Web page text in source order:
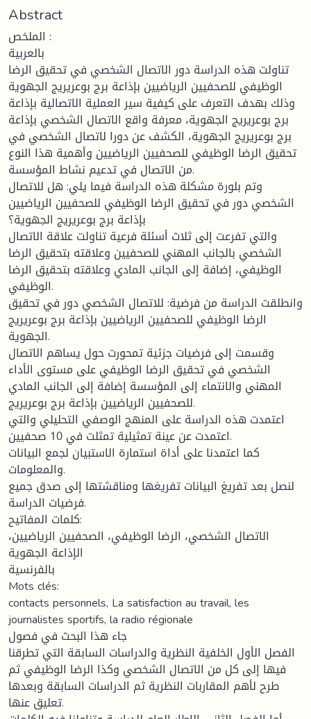
Abstract
الملخص :
بالعربية
تناولت هذه الدراسة دور الاتصال الشخصي في تحقيق الرضا
الوظيفي للصحفيين الرياضيين بإذاعة برج بوعريريج الجهوية
وذلك بهدف التعرف على كيفية سير العملية الاتصالية بإذاعة
برج بوعريريج الجهوية، معرفة واقع الاتصال الشخصي بإذاعة
برج بوعريريج الجهوية، الكشف عن دورا لاتصال الشخصي في
تحقيق الرضا الوظيفي للصحفيين الرياضيين وأهمية هذا النوع
من الاتصال في تدعيم نشاط المؤسسة.
وتم بلورة مشكلة هذه الدراسة فيما يلي: هل للاتصال
الشخصي دور في تحقيق الرضا الوظيفي للصحفيين الرياضيين
بإذاعة برج بوعريريج الجهوية؟
والتي تفرعت إلى ثلاث أسئلة فرعية تناولت علاقة الاتصال
الشخصي بالجانب المهني للصحفيين وعلاقته بتحقيق الرضا
الوظيفي، إضافة إلى الجانب المادي وعلاقته بتحقيق الرضا
الوظيفي.
وانطلقت الدراسة من فرضية: للاتصال الشخصي دور في تحقيق
الرضا الوظيفي للصحفيين الرياضيين بإذاعة برج بوعريريج
الجهوية.
وقسمت إلى فرضيات جزئية تمحورت حول يساهم الاتصال
الشخصي في تحقيق الرضا الوظيفي على مستوى الأداء
المهني والانتماء إلى المؤسسة إضافة إلى الجانب المادي
للصحفيين الرياضيين بإذاعة برج بوعريريج.
اعتمدت هذه الدراسة على المنهج الوصفي التحليلي والتي
اعتمدت عن عينة تمثيلية تمثلت في 10 صحفيين.
كما اعتمدنا على أداة استمارة الاستبيان لجمع البيانات
والمعلومات.
لنصل بعد تفريغ البيانات تفريغها ومناقشتها إلى صدق جميع
فرضيات الدراسة.
كلمات المفاتيح:
الاتصال الشخصي، الرضا الوظيفي، الصحفيين الرياضيين،
الإذاعة الجهوية
بالفرنسية
Mots clés:
contacts personnels, La satisfaction au travail, les
journalistes sportifs, la radio régionale
جاء هذا البحث في فصول
الفصل الأول الخلفية النظرية والدراسات السابقة التي تطرقنا
فيها إلى كل من الاتصال الشخصي وكذا الرضا الوظيفي ثم
طرح لأهم المقاربات النظرية ثم الدراسات السابقة وبعدها
تعليق عنها.